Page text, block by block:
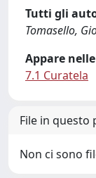
Tutti gli
Tomasello,
Appare
7.1 Curatela
File in questo
Non ci sono